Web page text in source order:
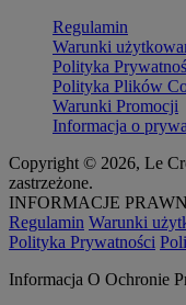
Regulamin
Warunki
Polityka
Polityka Plików
Warunki Promocji
Informacja o
Copyright © 2026, Le
zastrzeżone.
INFORMACJE
Regulamin Warunki
Polityka Prywatności
Informacja O Ochronie